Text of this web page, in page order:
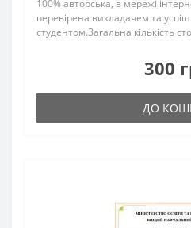
100% авторська, в мережі
перевірена викладачем та
студентом.Загальна кількість
300
ДО